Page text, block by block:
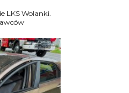
LKS Wolanki.